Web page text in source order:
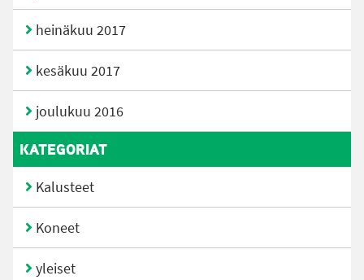
heinäkuu 2017
kesäkuu 2017
joulukuu 2016
KATEGORIAT
Kalusteet
Koneet
yleiset